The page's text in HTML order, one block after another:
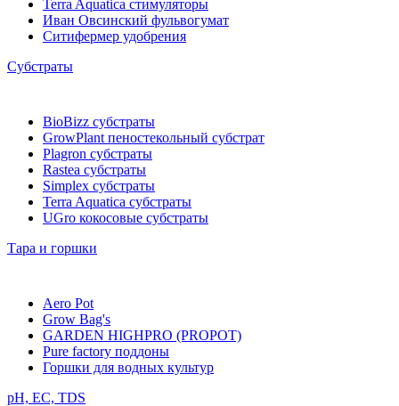
Terra Aquatica стимуляторы
Иван Овсинский фульвогумат
Ситифермер удобрения
Субстраты
BioBizz cубстраты
GrowPlant пеностекольный субстрат
Plagron cубстраты
Rastea cубстраты
Simplex cубстраты
Terra Aquatica cубстраты
UGro кокосовые субстраты
Тара и горшки
Aero Pot
Grow Bag's
GARDEN HIGHPRO (PROPOT)
Pure factory поддоны
Горшки для водных культур
pH, EC, TDS